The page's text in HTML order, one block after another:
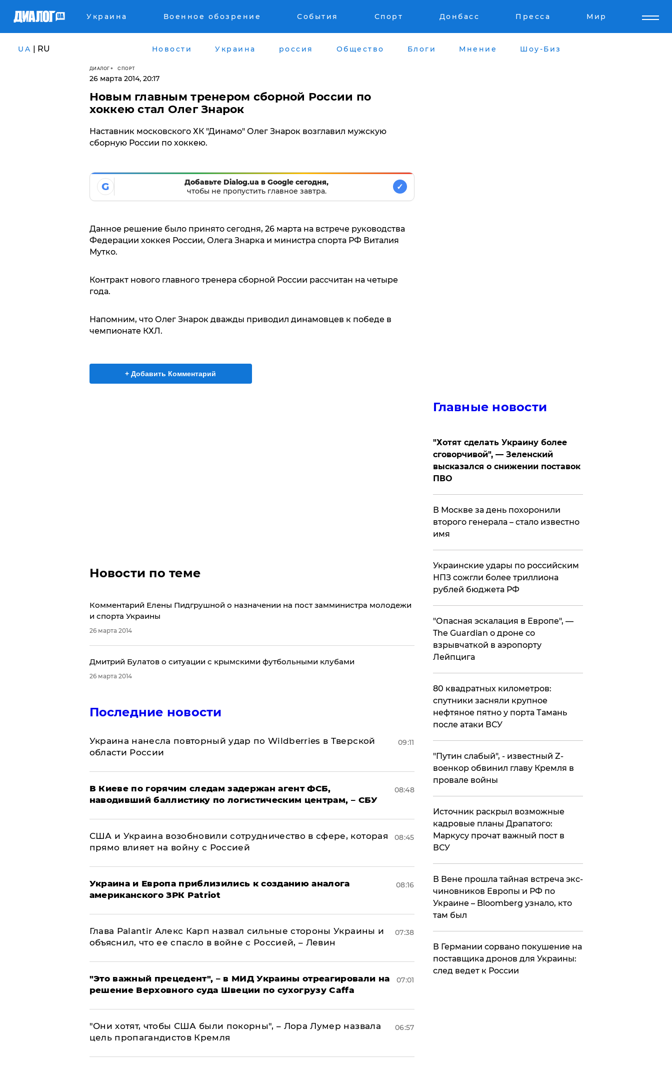
Украина Военное обозрение События Спорт Донбасс Пресса Мир
UA | RU Новости Украина россия Общество Блоги Мнение Шоу-Биз
ДИАЛОГ СПОРТ
26 марта 2014, 20:17
Новым главным тренером сборной России по
хоккею стал Олег Знарок
Наставник московского ХК "Динамо" Олег Знарок возглавил мужскую
сборную России по хоккею.
G
Добавьте Dialog.ua в Google сегодня,
чтобы не пропустить главное завтра.
✓
Данное решение было принято сегодня, 26 марта на встрече руководства
Федерации хоккея России, Олега Знарка и министра спорта РФ Виталия
Мутко.
Контракт нового главного тренера сборной России рассчитан на четыре
года.
Напомним, что Олег Знарок дважды приводил динамовцев к победе в
чемпионате КХЛ.
+ Добавить Комментарий
Новости по теме
Комментарий Елены Пидгрушной о назначении на пост замминистра молодежи
и спорта Украины
26 марта 2014
Дмитрий Булатов о ситуации с крымскими футбольными клубами
26 марта 2014
Последние новости
Украина нанесла повторный удар по Wildberries в Тверской
области России
09:11
В Киеве по горячим следам задержан агент ФСБ,
наводивший баллистику по логистическим центрам, – СБУ
08:48
США и Украина возобновили сотрудничество в сфере, которая
прямо влияет на войну с Россией
08:45
Украина и Европа приблизились к созданию аналога
американского ЗРК Patriot
08:16
Глава Palantir Алекс Карп назвал сильные стороны Украины и
объяснил, что ее спасло в войне с Россией, – Левин
07:38
"Это важный прецедент", – в МИД Украины отреагировали на
решение Верховного суда Швеции по сухогрузу Caffa
07:01
"Они хотят, чтобы США были покорны", – Лора Лумер назвала
цель пропагандистов Кремля
06:57
Главные новости
​"Хотят сделать Украину более
сговорчивой", — Зеленский
высказался о снижении поставок
ПВО
В Москве за день похоронили
второго генерала – стало известно
имя
Украинские удары по российским
НПЗ сожгли более триллиона
рублей бюджета РФ
"Опасная эскалация в Европе", —
The Guardian о дроне со
взрывчаткой в аэропорту
Лейпцига
80 квадратных километров:
спутники засняли крупное
нефтяное пятно у порта Тамань
после атаки ВСУ
​"Путин слабый", - известный Z-
военкор обвинил главу Кремля в
провале войны
​Источник раскрыл возможные
кадровые планы Драпатого:
Маркусу прочат важный пост в
ВСУ
В Вене прошла тайная встреча экс-
чиновников Европы и РФ по
Украине – Bloomberg узнало, кто
там был
​В Германии сорвано покушение на
поставщика дронов для Украины:
след ведет к России